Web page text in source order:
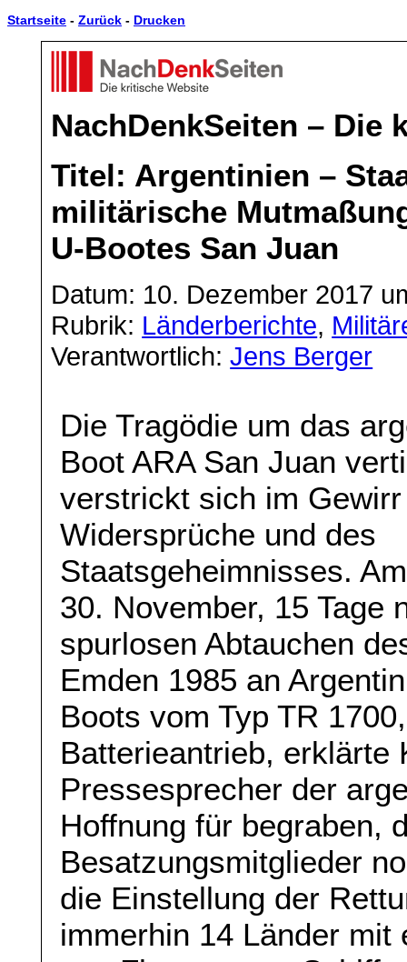
Startseite - Zurück - Drucken
NachDenkSeiten – Die
Titel: Argentinien –
militärische
U-Bootes San Juan
Datum: 10. Dezember 2017
Rubrik: Länderberichte,
Verantwortlich:Jens Berger
Die Tragödie um das
Boot ARA San Juan
verstrickt sich im
Widersprüche und des
Staatsgeheimnisses.
30. November, 15 Tage
spurlosen Abtauchen
Emden 1985 an
Boots vom Typ TR
Batterieantrieb, erklärte
Pressesprecher der
Hoffnung für begraben,
Besatzungsmitglieder
die Einstellung der
immerhin 14 Länder mit